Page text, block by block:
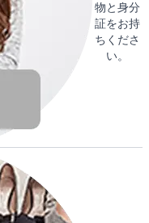
物と身分
証をお持
ちくださ
い。